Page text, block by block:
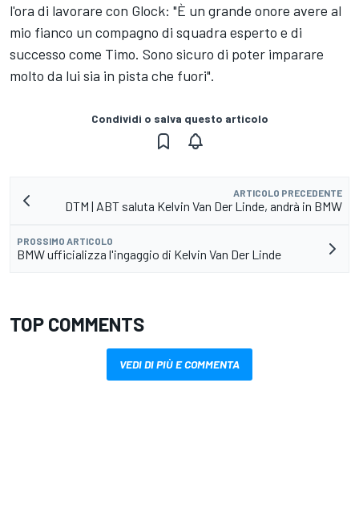
l'ora di lavorare con Glock: "È un grande onore avere al
mio fianco un compagno di squadra esperto e di
successo come Timo. Sono sicuro di poter imparare
molto da lui sia in pista che fuori".
Condividi o salva questo articolo
ARTICOLO PRECEDENTE
DTM | ABT saluta Kelvin Van Der Linde, andrà in BMW
PROSSIMO ARTICOLO
BMW ufficializza l'ingaggio di Kelvin Van Der Linde
TOP COMMENTS
VEDI DI PIÙ E COMMENTA